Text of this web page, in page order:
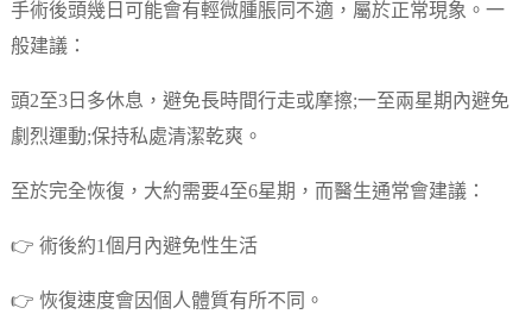
手術後頭幾日可能會有輕微腫脹同不適，屬於正常現象。一
般建議：
頭2至3日多休息，避免長時間行走或摩擦;一至兩星期內避免
劇烈運動;保持私處清潔乾爽。
至於完全恢復，大約需要4至6星期，而醫生通常會建議：
👉 術後約1個月內避免性生活
👉 恢復速度會因個人體質有所不同。